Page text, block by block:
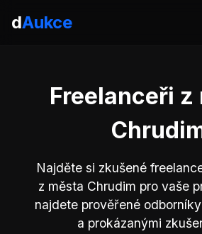
dAukce
Freelanceři z
Najděte si zkušené
z města Chrudim pro vaše
najdete prověřené
a prokázanými